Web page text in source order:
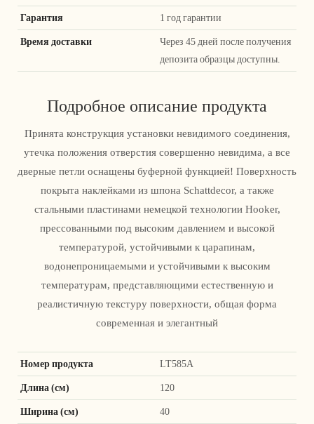
Гарантия 1 год гарантии
Время доставки
Через 45 дней после получения
депозита образцы доступны.
Подробное описание продукта
Принята конструкция установки невидимого соединения,
утечка положения отверстия совершенно невидима, а все
дверные петли оснащены буферной функцией! Поверхность
покрыта наклейками из шпона Schattdecor, а также
стальными пластинами немецкой технологии Hooker,
прессованными под высоким давлением и высокой
температурой, устойчивыми к царапинам,
водонепроницаемыми и устойчивыми к высоким
температурам, представляющими естественную и
реалистичную текстуру поверхности, общая форма
современная и элегантный
Номер продукта LT585A
Длина (см) 120
Ширина (см) 40